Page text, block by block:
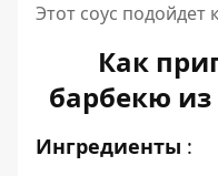
Этот соус подойдет
Как
барбекю
Ингредиенты :